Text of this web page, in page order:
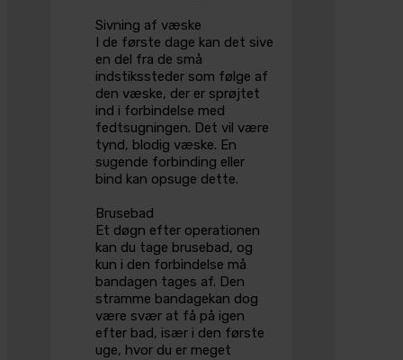
Sivning af væske
I de første dage kan det sive
en del fra de små
indstikssteder som følge af
den væske, der er sprøjtet
ind i forbindelse med
fedtsugningen. Det vil være
tynd, blodig væske. En
sugende forbinding eller
bind kan opsuge dette.
Brusebad
Et døgn efter operationen
kan du tage brusebad, og
kun i den forbindelse må
bandagen tages af. Den
stramme bandagekan dog
være svær at få på igen
efter bad, især i den første
uge, hvor du er meget